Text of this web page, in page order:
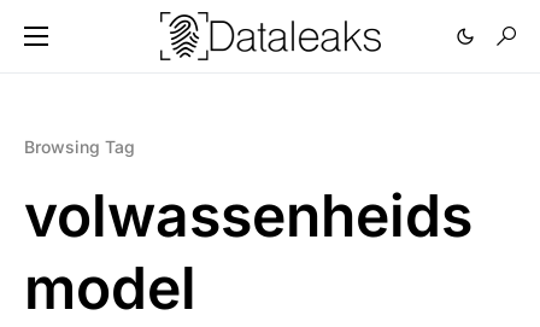
Browsing Tag
volwassenheids
model